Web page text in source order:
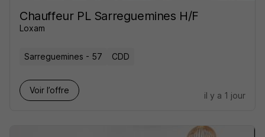
Chauffeur PL Sarreguemines H/F
Loxam
Sarreguemines - 57 CDD
Voir l’offre
il y a 1 jour